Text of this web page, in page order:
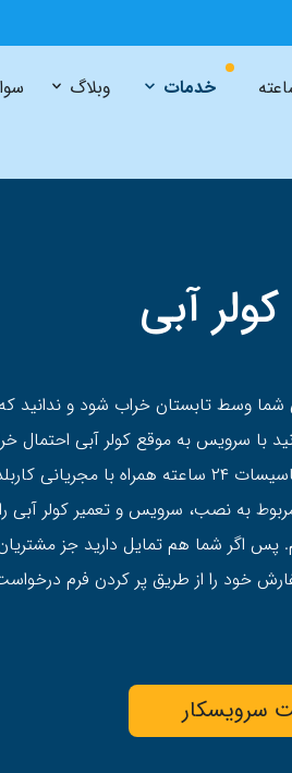
خدمات وبلاگ
آبی
شما وسط تابستان خراب شود و ندانید که
با سرویس به موقع کولر آبی احتمال
آن را به حداقل می رسانید؟ ما در گروه تاسیسات ۲۴ ساعته همراه با مجریانی
به نصب، سرویس و تعمیر کولر آبی
اگر شما هم تمایل دارید جز
خود را از طریق پر کردن فرم
سرویسکار